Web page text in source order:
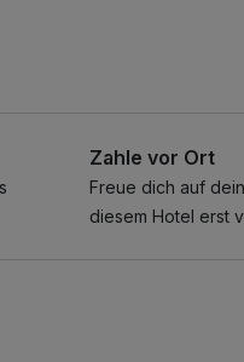
externe Masseurin
Parkplatz,
Zahle vor Ort
Freue dich auf
diesem Hotel erst